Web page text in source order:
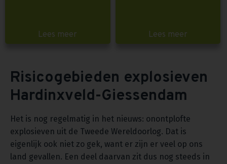
Lees meer Lees meer
Risicogebieden explosieven
Hardinxveld-Giessendam
Het is nog regelmatig in het nieuws: onontplofte
explosieven uit de Tweede Wereldoorlog. Dat is
eigenlijk ook niet zo gek, want er zijn er veel op ons
land gevallen. Een deel daarvan zit dus nog steeds in